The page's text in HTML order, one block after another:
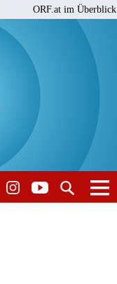
ORF.at im Überblick